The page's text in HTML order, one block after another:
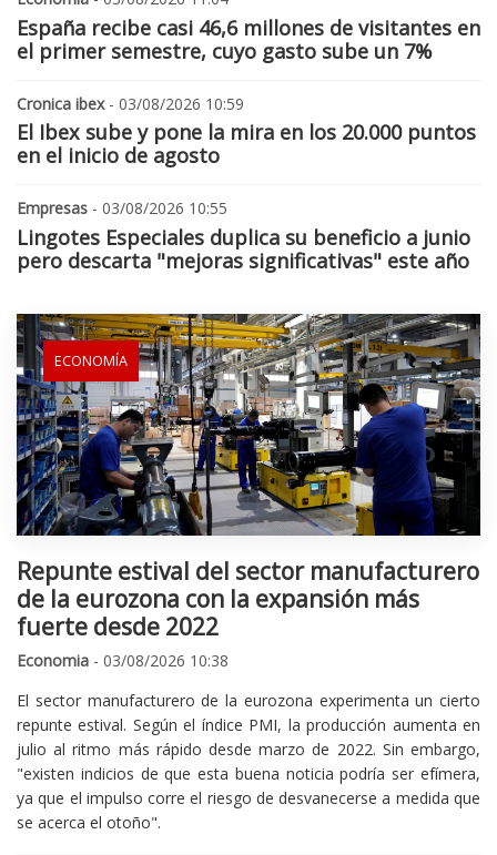
España recibe casi 46,6 millones de visitantes en
el primer semestre, cuyo gasto sube un 7%
Cronica ibex- 03/08/2026 10:59
El Ibex sube y pone la mira en los 20.000 puntos
en el inicio de agosto
Empresas - 03/08/2026 10:55
Lingotes Especiales duplica su beneficio a junio
pero descarta "mejoras significativas" este año
ECONOMÍA
Repunte estival del sector manufacturero
de la eurozona con la expansión más
fuerte desde 2022
Economia - 03/08/2026 10:38
El sector manufacturero de la eurozona experimenta un cierto
repunte estival. Según el índice PMI, la producción aumenta en
julio al ritmo más rápido desde marzo de 2022. Sin embargo,
"existen indicios de que esta buena noticia podría ser efímera,
ya que el impulso corre el riesgo de desvanecerse a medida que
se acerca el otoño".